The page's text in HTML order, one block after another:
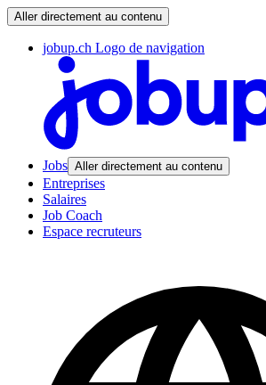
Aller directement au contenu
jobup.ch Logo de navigation
Jobs Aller directement au contenu
Entreprises
Salaires
Job Coach
Espace recruteurs